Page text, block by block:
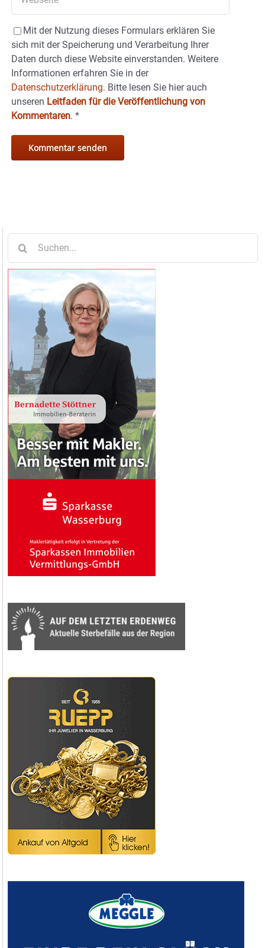
Mit der Nutzung dieses Formulars erklären Sie
sich mit der Speicherung und Verarbeitung Ihrer
Daten durch diese Website einverstanden. Weitere
Informationen erfahren Sie in der
Datenschutzerklärung. Bitte lesen Sie hier auch
unseren Leitfaden für die Veröffentlichung von
Kommentaren. *
nach: